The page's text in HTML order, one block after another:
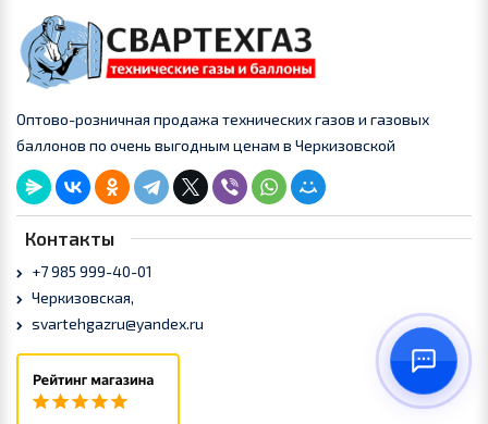
Оптово-розничная продажа технических газов и газовых
баллонов по очень выгодным ценам в Черкизовской
Контакты
+7 985 999-40-01
Черкизовская,
svartehgazru@yandex.ru